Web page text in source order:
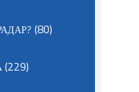
(80)
(229)